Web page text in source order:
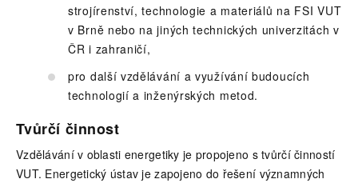
strojírenství, technologie a materiálů na FSI VUT
v Brně nebo na jiných technických univerzitách v
ČR i zahraničí,
pro další vzdělávání a využívání budoucích
technologií a inženýrských metod.
Tvůrčí činnost
Vzdělávání v oblasti energetiky je propojeno s tvůrčí činností
VUT. Energetický ústav je zapojeno do řešení významných